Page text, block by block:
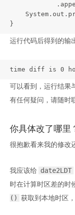
}
运行代码后得到的输
time diff is 0
可以看到，运行结果
有任何疑问，请随时
你具体改了哪里
很抱歉看来我的修改
我应该给 date2LDT
时在计算时区差的时
() 获取到本地时区